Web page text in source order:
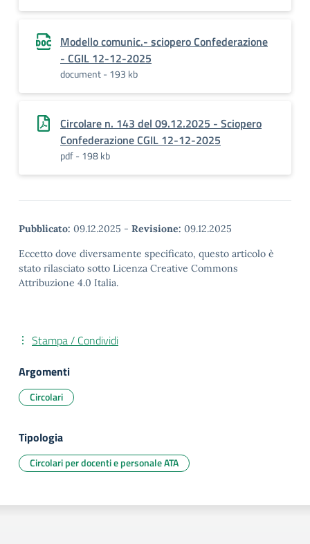
Modello comunic.- sciopero Confederazione
- CGIL 12-12-2025
document - 193 kb
Circolare n. 143 del 09.12.2025 - Sciopero
Confederazione CGIL 12-12-2025
pdf - 198 kb
Pubblicato: 09.12.2025 - Revisione: 09.12.2025
Eccetto dove diversamente specificato, questo articolo è
stato rilasciato sotto Licenza Creative Commons
Attribuzione 4.0 Italia.
Stampa / Condividi
Argomenti
Circolari
Tipologia
Circolari per docenti e personale ATA